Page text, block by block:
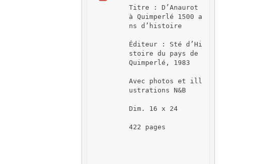
Titre : D’Anaurot
à Quimperlé 1500 a
ns d’histoire
Éditeur : Sté d’Hi
stoire du pays de
Quimperlé, 1983
Avec photos et ill
ustrations N&B
Dim. 16 x 24
422 pages